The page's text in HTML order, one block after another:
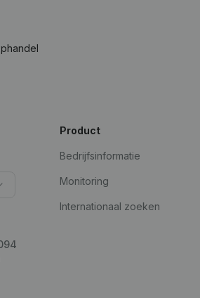
Product
Bedrijfsinformatie
Monitoring
Internationaal zoeken